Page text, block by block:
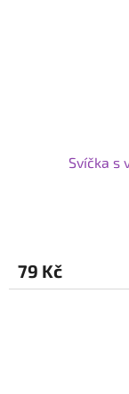
Svíčka s
79 Kč